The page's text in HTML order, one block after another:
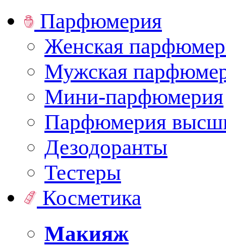
Парфюмерия
Женская
Мужская
Мини-парфюмерия
Парфюмерия
Дезодоранты
Тестеры
Косметика
Макияж